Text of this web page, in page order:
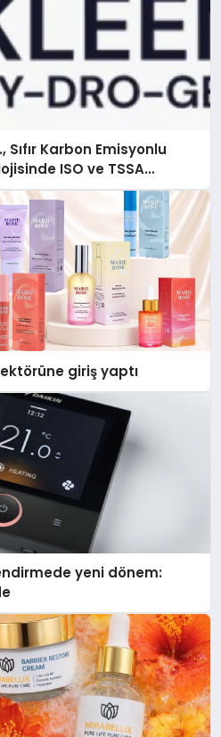
Karbon Emisyonlu
ISO ve TSSA
giriş yaptı
yeni dönem: